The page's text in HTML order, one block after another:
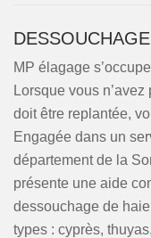
MP élagage
Lorsque vous
doit être replantée,
Engagée dans un
département de la
présente une aide
dessouchage de
types : cyprès,